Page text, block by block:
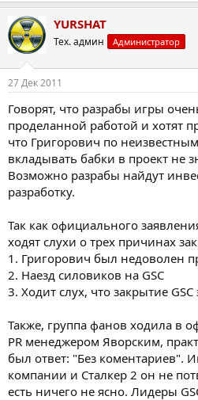
YURSHAT
Тех. админ Администратор
27 Дек 2011
Говорят, что разрабы игры
проделанной работой и хотят
что Григорович по
вкладывать бабки в проект не
Возможно разрабы найдут
разработку.
Так как официального
ходят слухи о трех причинах
1. Григорович был недоволен
2. Наезд силовиков на GSC
3. Ходит слух, что закрытие
Также, группа фанов ходила в
PR менеджером Яворским,
был ответ: "Без коментариев".
компании и Сталкер 2 он не
есть ничего не ясно. Лидеры